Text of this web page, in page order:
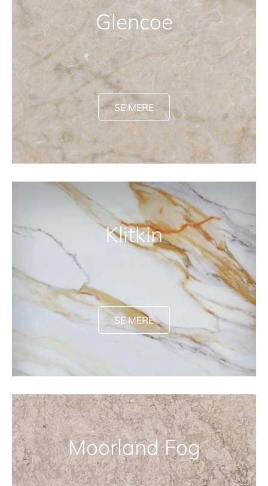
Glencoe
SE MERE
Klitkin
SE MERE
Moorland Fog